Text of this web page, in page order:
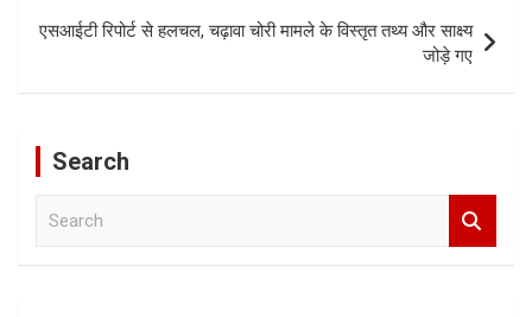
एसआईटी रिपोर्ट से हलचल, चढ़ावा चोरी मामले के विस्तृत तथ्य और साक्ष्य
जोड़े गए
Search